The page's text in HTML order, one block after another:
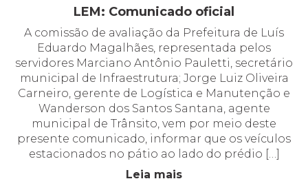
LEM: Comunicado oficial
A comissão de avaliação da Prefeitura de Luís
Eduardo Magalhães, representada pelos
servidores Marciano Antônio Pauletti, secretário
municipal de Infraestrutura; Jorge Luiz Oliveira
Carneiro, gerente de Logística e Manutenção e
Wanderson dos Santos Santana, agente
municipal de Trânsito, vem por meio deste
presente comunicado, informar que os veículos
estacionados no pátio ao lado do prédio […]
Leia mais